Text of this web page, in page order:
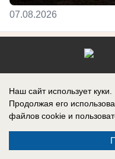
07.08.2026
Наш сайт использует куки.
Продолжая его
файлов cookie и